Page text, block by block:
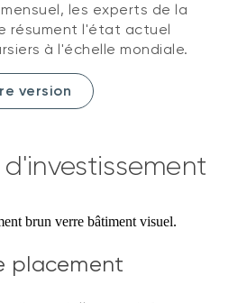
les experts de la
résument l'état actuel
à l'échelle mondiale.
version
placement